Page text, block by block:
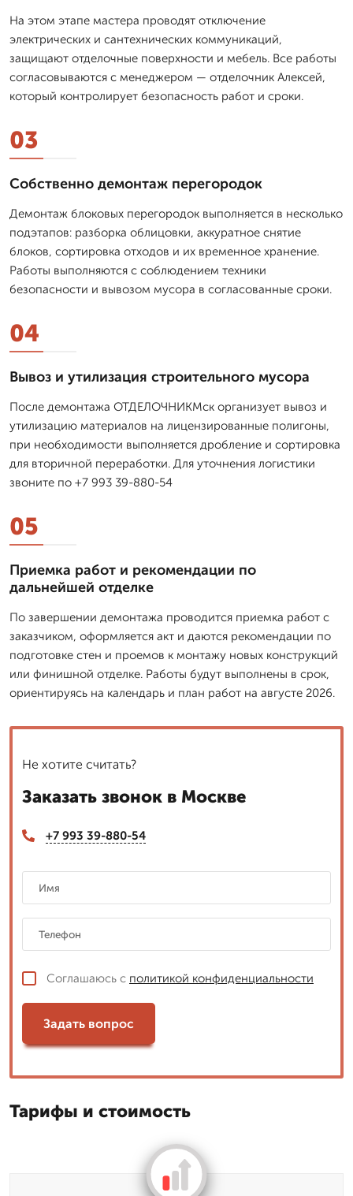
На этом этапе мастера проводят отключение
электрических и сантехнических коммуникаций,
защищают отделочные поверхности и мебель. Все работы
согласовываются с менеджером — отделочник Алексей,
который контролирует безопасность работ и сроки.
03
Собственно демонтаж перегородок
Демонтаж блоковых перегородок выполняется в несколько
подэтапов: разборка облицовки, аккуратное снятие
блоков, сортировка отходов и их временное хранение.
Работы выполняются с соблюдением техники
безопасности и вывозом мусора в согласованные сроки.
04
Вывоз и утилизация строительного мусора
После демонтажа ОТДЕЛОЧНИКМск организует вывоз и
утилизацию материалов на лицензированные полигоны,
при необходимости выполняется дробление и сортировка
для вторичной переработки. Для уточнения логистики
звоните по +7 993 39-880-54
05
Приемка работ и рекомендации по
дальнейшей отделке
По завершении демонтажа проводится приемка работ с
заказчиком, оформляется акт и даются рекомендации по
подготовке стен и проемов к монтажу новых конструкций
или финишной отделке. Работы будут выполнены в срок,
ориентируясь на календарь и план работ на августе 2026.
Не хотите считать?
Заказать звонок в Москве
+7 993 39-880-54
Соглашаюсь с политикой конфиденциальности
Задать вопрос
Тарифы и стоимость